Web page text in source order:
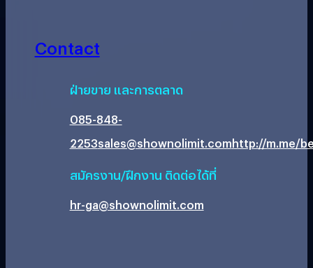
Contact
ฝ่ายขาย และการตลาด
085-848-
2253sales@shownolimit.comhttp://m.me/
สมัครงาน/ฝึกงาน ติดต่อได้ที่
hr-ga@shownolimit.com